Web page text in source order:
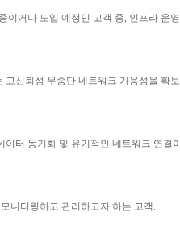
이거나 도입 예정인 고객 중, 인프라 운영
신뢰성 무중단 네트워크 가용성을 확보
터 동기화 및 유기적인 네트워크 연결이
니터링하고 관리하고자 하는 고객 .